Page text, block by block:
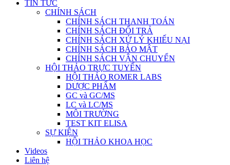
TIN TỨC
CHÍNH SÁCH
CHÍNH SÁCH THANH TOÁN
CHÍNH SÁCH ĐỔI TRẢ
CHÍNH SÁCH XỬ LÝ KHIẾU NẠI
CHÍNH SÁCH BẢO MẬT
CHÍNH SÁCH VẬN CHUYỂN
HỘI THẢO TRỰC TUYẾN
HỘI THẢO ROMER LABS
DƯỢC PHẨM
GC và GC/MS
LC và LC/MS
MÔI TRƯỜNG
TEST KIT ELISA
SỰ KIỆN
HỘI THẢO KHOA HỌC
Videos
Liên hệ